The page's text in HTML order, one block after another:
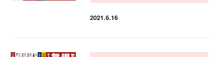
投稿日
2021.6.16